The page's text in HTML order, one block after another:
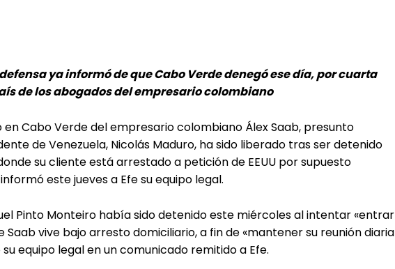
ya informó de que Cabo Verde denegó ese día, por cuarta
de los abogados del empresario colombiano
en Cabo Verde del empresario colombiano Álex Saab, presunto
de Venezuela, Nicolás Maduro, ha sido liberado tras ser detenido
su cliente está arrestado a petición de EEUU por supuesto
este jueves a Efe su equipo legal.
Pinto Monteiro había sido detenido este miércoles al intentar «entrar
Saab vive bajo arresto domiciliario, a fin de «mantener su reunión diaria
su equipo legal en un comunicado remitido a Efe.